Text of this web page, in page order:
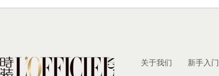
关于我们 新手入门